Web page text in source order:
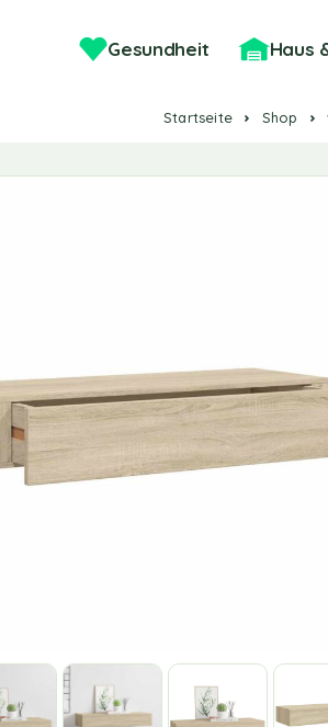
Gesundheit Haus
Startseite Shop